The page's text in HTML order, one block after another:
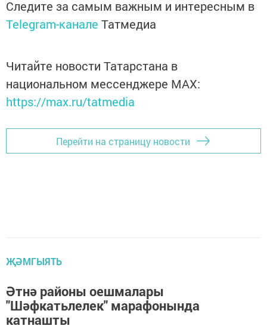
Следите за самым важным и интересным в
Telegram-канале Татмедиа
Читайте новости Татарстана в
национальном мессенджере MАХ:
https://max.ru/tatmedia
Перейти на страницу новости
ҖӘМГЫЯТЬ
Әтнә районы оешмалары
"Шәфкатьлелек" марафонында
катнашты